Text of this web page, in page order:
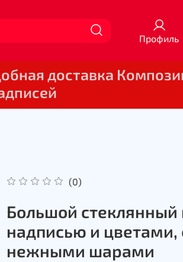
Профиль
доставка
(0)
Большой стеклянный
надписью и цветами,
нежными шарами